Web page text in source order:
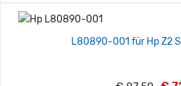
L80890-001 für Hp Z2